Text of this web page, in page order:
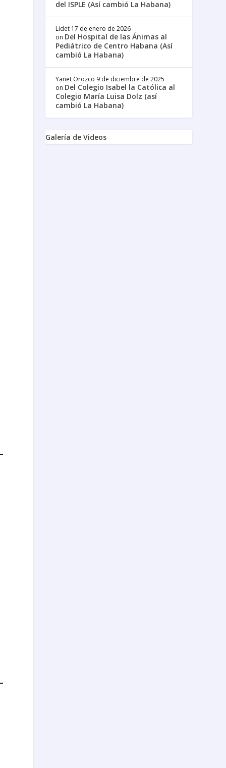
del ISPLE (Así cambió La Habana)
Lidet 17 de enero de 2026
on Del Hospital de las Ánimas al
Pediátrico de Centro Habana (Así
cambió La Habana)
Yanet Orozco 9 de diciembre de 2025
on Del Colegio Isabel la Católica al
Colegio María Luisa Dolz (así
cambió La Habana)
Galería de Videos